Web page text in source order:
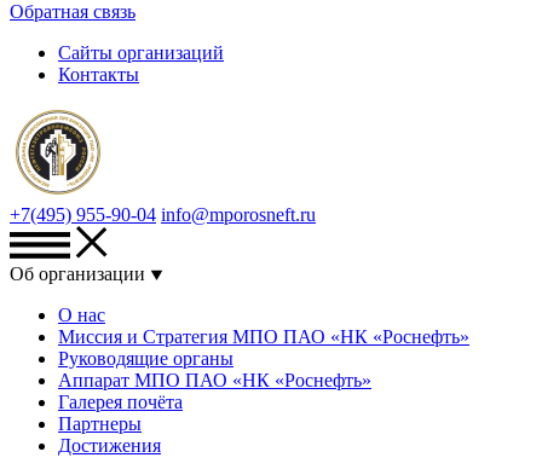
Обратная связь
Сайты организаций
Контакты
+7(495) 955-90-04 info@mporosneft.ru
Об организации
О нас
Миссия и Стратегия МПО ПАО «НК «Роснефть»
Руководящие органы
Аппарат МПО ПАО «НК «Роснефть»
Галерея почёта
Партнеры
Достижения